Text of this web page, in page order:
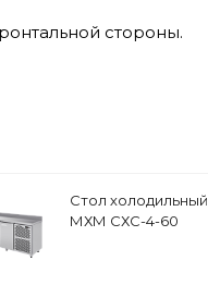
стороны.
Стол холодильный
МХМ СХС-4-60